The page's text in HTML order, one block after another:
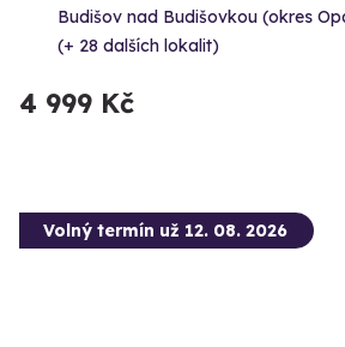
Budišov nad Budišovkou (okres
(+ 28 dalších lokalit)
4 999 Kč
Volný termín už 12. 08. 2026